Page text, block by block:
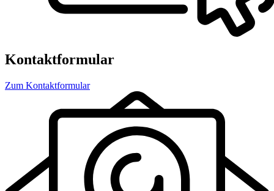
Kontaktformular
Zum Kontaktformular